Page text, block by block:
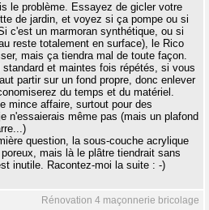
le problème. Essayez de gicler votre
de jardin, et voyez si ça pompe ou si
c'est un marmoran synthétique, ou si
reste totalement en surface), le Rico
mais ça tiendra mal de toute façon.
standard et maintes fois répétés, si vous
partir sur un fond propre, donc enlever
du temps et du matériel.
mince affaire, surtout pour des
n'essaierais même pas (mais un plafond
question, la sous-couche acrylique
mais là le plâtre tiendrait sans
inutile. Racontez-moi la suite : -)
Rénovation 4 maçonnerie bricolage